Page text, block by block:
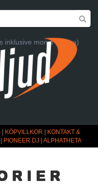
inklusive moms (Ändra)
KÖPVILLKOR
KONTAKT &
PIONEER DJ | ALPHATHETA